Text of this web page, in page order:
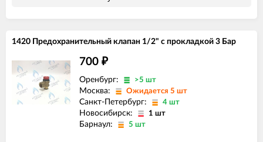
1420 Предохранительный клапан 1/2" с прокладкой 3 Бар
700 ₽
Оренбург: >5 шт
Москва: Ожидается 5 шт
Санкт-Петербург: 4 шт
Новосибирск: 1 шт
Барнаул: 5 шт